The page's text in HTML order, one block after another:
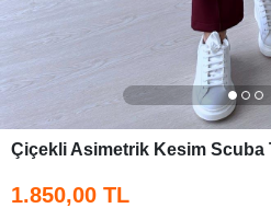
Çiçekli Asimetrik Kesim Scuba
1.850,00 TL